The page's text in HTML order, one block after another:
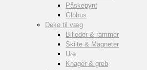
Påskepynt
Globus
Deko til væg
Billeder & rammer
Skilte & Magneter
Ure
Knager & greb